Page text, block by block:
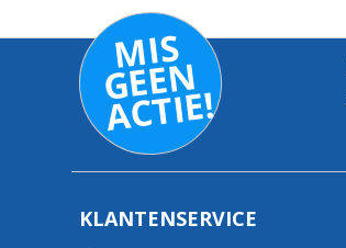
MI
S
G
E
E
N
A
C
TI
E!
KLANTENSERVICE